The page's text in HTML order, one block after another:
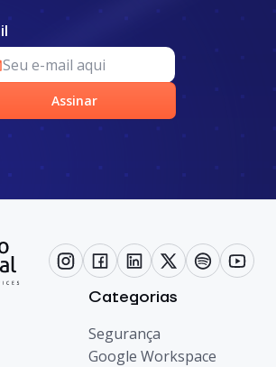
Assinar
Categorias
Segurança
Google Workspace